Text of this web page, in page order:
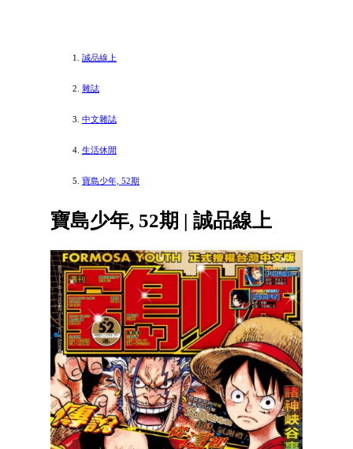
誠品線上
雜誌
中文雜誌
生活休閒
寶島少年, 52期
寶島少年, 52期 | 誠品線上